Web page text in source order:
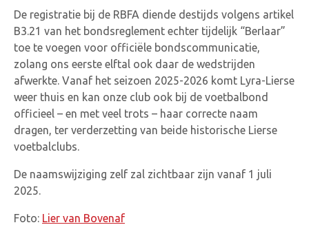
De registratie bij de RBFA diende destijds volgens artikel
B3.21 van het bondsreglement echter tijdelijk “Berlaar”
toe te voegen voor officiële bondscommunicatie,
zolang ons eerste elftal ook daar de wedstrijden
afwerkte. Vanaf het seizoen 2025-2026 komt Lyra-Lierse
weer thuis en kan onze club ook bij de voetbalbond
officieel – en met veel trots – haar correcte naam
dragen, ter verderzetting van beide historische Lierse
voetbalclubs.
De naamswijziging zelf zal zichtbaar zijn vanaf 1 juli
2025.
Foto: Lier van Bovenaf